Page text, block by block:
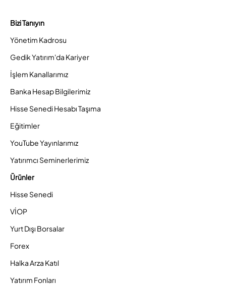
Bizi Tanıyın
Yönetim Kadrosu
Gedik Yatırım'da Kariyer
İşlem Kanallarımız
Banka Hesap Bilgilerimiz
Hisse Senedi Hesabı Taşıma
Eğitimler
YouTube Yayınlarımız
Yatırımcı Seminerlerimiz
Ürünler
Hisse Senedi
VİOP
Yurt Dışı Borsalar
Forex
Halka Arza Katıl
Yatırım Fonları